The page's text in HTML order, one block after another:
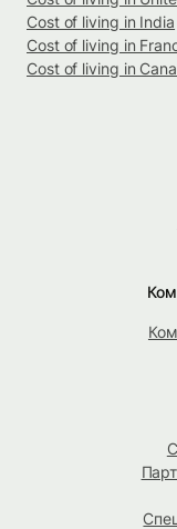
Cost of living in India
Cost of living in
Cost of living in